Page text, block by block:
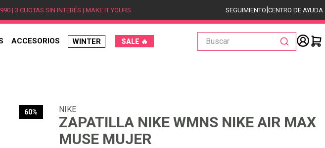
| 3 CUOTAS SIN INTERÉS | MAKE IT YOURS SEGUIMIENTO|CENTRO DE AYUDA
ACCESORIOS WINTER SALE 🔥
Buscar
60% NIKE
ZAPATILLA NIKE WMNS NIKE AIR MAX
MUSE MUJER